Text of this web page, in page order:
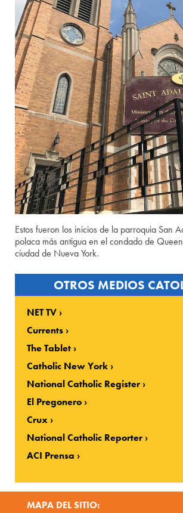
Estos fueron los inicios de la parroquia San
polaca más antigua en el condado de
ciudad de Nueva York.
OTROS MEDIOS
NET TV
Currents
The Tablet
Catholic New York
National Catholic Register
El Pregonero
Crux
National Catholic Reporter
ACI Prensa
MAPA DEL SITIO: